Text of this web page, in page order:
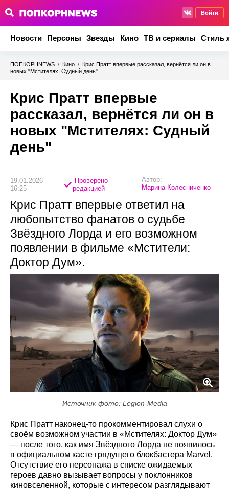
Войти
Новости Персоны Звезды Кино ТВ и сериалы Стиль
ПОПКОРНNEWS / Кино / Крис Пратт впервые рассказал, вернётся ли он в
новых "Мстителях: Судный день"
Крис Пратт впервые
рассказал, вернётся ли он в
новых "Мстителях: Судный
день"
19.01.2026
16:25
Проверено
редакцией
Автор:
Марина Колесниченко
Крис Пратт впервые ответил на
любопытство фанатов о судьбе
Звёздного Лорда и его возможном
появлении в фильме «Мстители:
Доктор Дум».
Источник фото: Legion-Media
Крис Пратт наконец-то прокомментировал слухи о
своём возможном участии в «Мстителях: Доктор Дум»
— после того, как имя Звёздного Лорда не появилось
в официальном касте грядущего блокбастера Marvel.
Отсутствие его персонажа в списке ожидаемых
героев давно вызывает вопросы у поклонников
киновселенной, которые с интересом разглядывают